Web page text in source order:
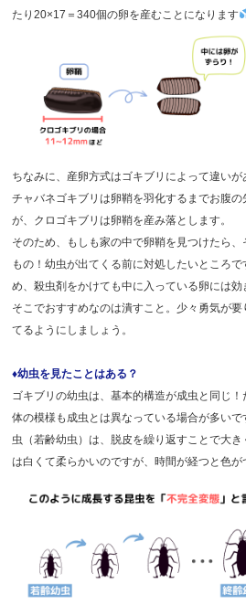
たり20×17＝340個の卵を産むことになります
ちなみに、産卵方式はゴキブリによって違いが
チャバネゴキブリは卵鞘を羽化するまでお腹
が、クロゴキブリは卵鞘を産み落とします。
そのため、もしも家の中で卵鞘を見つけたら
もの！幼虫が出てくる前に対処したいところ
め、殺虫剤をかけても中に入っている卵には効
そこでおすすめなのは潰すこと。少々勇気が
てるようにしましょう。
♦幼虫を見たことはある？
ゴキブリの幼虫は、基本的構造が成虫と同じ！
体の模様も成虫とは異なっている場合が多い
虫（若齢幼虫）は、脱皮を繰り返すことで大
は白くて柔らかいのですが、時間が経つと色が